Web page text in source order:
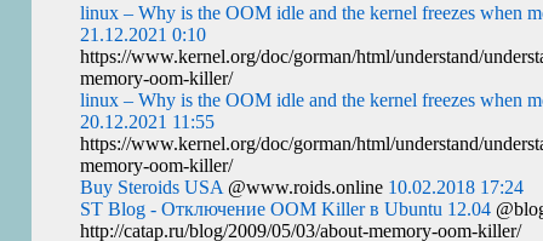
linux – Why is the OOM idle and the kernel freezes when
21.12.2021 0:10
https://www.kernel.org/doc/gorman/html/understand/
memory-oom-killer/
linux – Why is the OOM idle and the kernel freezes when
20.12.2021 11:55
https://www.kernel.org/doc/gorman/html/understand/
memory-oom-killer/
Buy Steroids USA @www.roids.online 10.02.2018 17:24
ST Blog - Отключение OOM Killer в Ubuntu 12.04
http://catap.ru/blog/2009/05/03/about-memory-oom-killer/